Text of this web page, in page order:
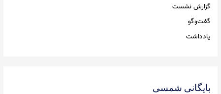
گزارش نشست
گفت‌وگو
یادداشت
بایگانی شمسی